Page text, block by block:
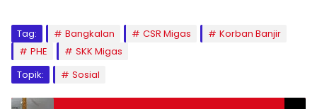
Tag: Bangkalan CSR Migas
Korban Banjir
PHE
SKK Migas
Topik:
Sosial